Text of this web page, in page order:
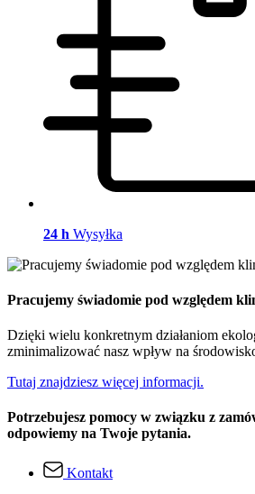
24 h Wysyłka
Pracujemy świadomie pod względem
Dzięki wielu konkretnym działaniom
zminimalizować nasz wpływ na
Tutaj znajdziesz więcej informacji.
Potrzebujesz pomocy w związku z
odpowiemy na Twoje pytania.
Kontakt